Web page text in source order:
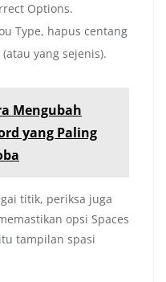
Options.
Type, hapus centang
yang sejenis).
Mengubah
yang Paling
titik, periksa juga
opsi Spaces
tampilan spasi